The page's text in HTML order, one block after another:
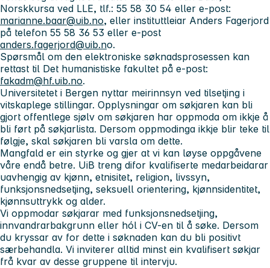
Norskkursa ved LLE, tlf.: 55 58 30 54 eller e-post:
marianne.baar@uib.no, eller instituttleiar Anders Fagerjord
på telefon 55 58 36 53 eller e-post
anders.fagerjord@uib.no.
Spørsmål om den elektroniske søknadsprosessen kan
rettast til Det humanistiske fakultet på e-post:
fakadm@hf.uib.no.
Universitetet i Bergen nyttar meirinnsyn ved tilsetjing i
vitskaplege stillingar. Opplysningar om søkjaren kan bli
gjort offentlege sjølv om søkjaren har oppmoda om ikkje å
bli ført på søkjarlista. Dersom oppmodinga ikkje blir teke til
følgje, skal søkjaren bli varsla om dette.
Mangfald er ein styrke og gjer at vi kan løyse oppgåvene
våre endå betre. UiB treng difor kvalifiserte medarbeidarar
uavhengig av kjønn, etnisitet, religion, livssyn,
funksjonsnedsetjing, seksuell orientering, kjønnsidentitet,
kjønnsuttrykk og alder.
Vi oppmodar søkjarar med funksjonsnedsetjing,
innvandrarbakgrunn eller hól i CV-en til å søke. Dersom
du kryssar av for dette i søknaden kan du bli positivt
særbehandla. Vi inviterer alltid minst ein kvalifisert søkjar
frå kvar av desse gruppene til intervju.